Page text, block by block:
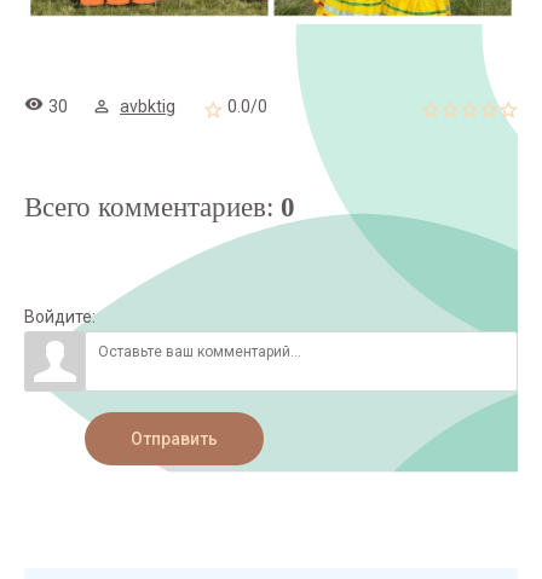
30 avbktig 0.0/0
Всего комментариев: 0
Войдите:
Отправить